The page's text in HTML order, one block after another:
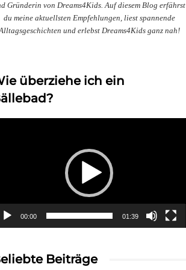
Gründerin von Dreams4Kids. Auf diesem Blog erfährst
du meine aktuellsten Empfehlungen, liest spannende
und erlebst Dreams4Kids ganz nah!
überziehe ich ein
00:00 01:39
Beiträge